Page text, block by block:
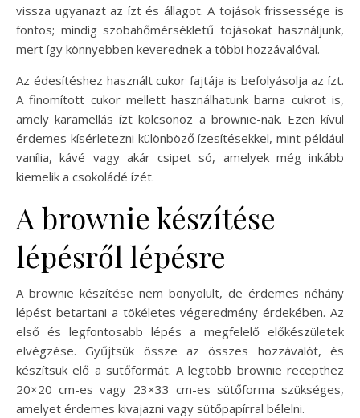
vissza ugyanazt az ízt és állagot. A tojások frissessége is
fontos; mindig szobahőmérsékletű tojásokat használjunk,
mert így könnyebben keverednek a többi hozzávalóval.
Az édesítéshez használt cukor fajtája is befolyásolja az ízt.
A finomított cukor mellett használhatunk barna cukrot is,
amely karamellás ízt kölcsönöz a brownie-nak. Ezen kívül
érdemes kísérletezni különböző ízesítésekkel, mint például
vanília, kávé vagy akár csipet só, amelyek még inkább
kiemelik a csokoládé ízét.
A brownie készítése
lépésről lépésre
A brownie készítése nem bonyolult, de érdemes néhány
lépést betartani a tökéletes végeredmény érdekében. Az
első és legfontosabb lépés a megfelelő előkészületek
elvégzése. Gyűjtsük össze az összes hozzávalót, és
készítsük elő a sütőformát. A legtöbb brownie recepthez
20×20 cm-es vagy 23×33 cm-es sütőforma szükséges,
amelyet érdemes kivajazni vagy sütőpapírral bélelni.